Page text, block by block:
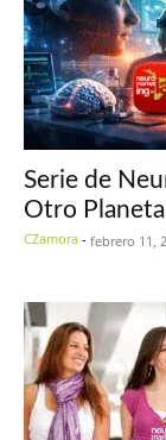
Serie de
Otro Planeta
CZamora - febrero 11,